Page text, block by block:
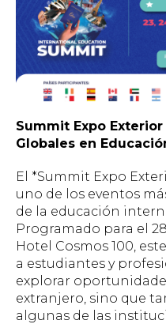
Summit Expo
Globales en
El *Summit Expo
uno de los eventos
de la educación
Programado para el
Hotel Cosmos 100,
a estudiantes y
explorar
extranjero, sino que
algunas de las